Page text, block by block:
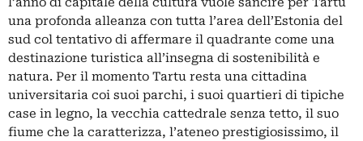
una profonda alleanza con tutta l’area dell’Estonia del
sud col tentativo di affermare il quadrante come una
destinazione turistica all’insegna di sostenibilità e
natura. Per il momento Tartu resta una cittadina
universitaria coi suoi parchi, i suoi quartieri di tipiche
case in legno, la vecchia cattedrale senza tetto, il suo
fiume che la caratterizza, l’ateneo prestigiosissimo, il